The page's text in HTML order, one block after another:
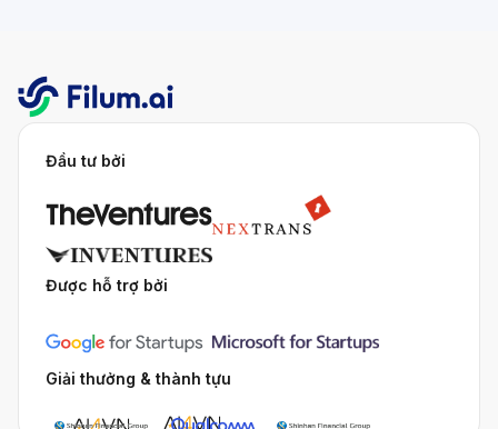
Đầu tư bởi
Được hỗ trợ bởi
Giải thưởng & thành tựu